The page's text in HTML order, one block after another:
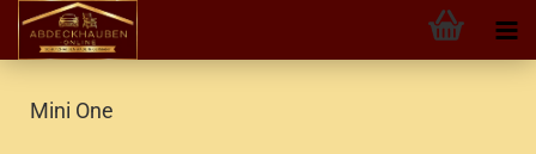
Mini One